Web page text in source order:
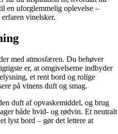
en uforglemmelig oplevelse –
vinelsker.
med atmosfæren. Du behøver
er, at omgivelserne indbyder
et rent bord og rolige
på vinens duft og smag.
duft af opvaskemiddel, og brug
både hvid- og rødvin. Et neutralt
lyst bord – gør det lettere at